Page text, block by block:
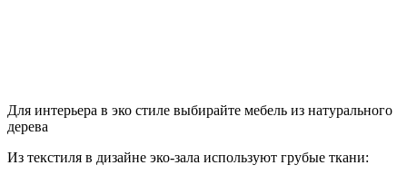
Для интерьера в эко стиле выбирайте мебель из натурального
дерева
Из текстиля в дизайне эко-зала используют грубые ткани: